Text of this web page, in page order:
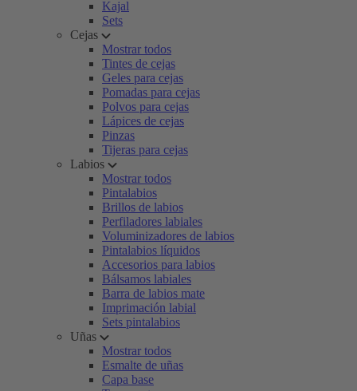
Kajal
Sets
Cejas
Mostrar todos
Tintes de cejas
Geles para cejas
Pomadas para cejas
Polvos para cejas
Lápices de cejas
Pinzas
Tijeras para cejas
Labios
Mostrar todos
Pintalabios
Brillos de labios
Perfiladores labiales
Voluminizadores de labios
Pintalabios líquidos
Accesorios para labios
Bálsamos labiales
Barra de labios mate
Imprimación labial
Sets pintalabios
Uñas
Mostrar todos
Esmalte de uñas
Capa base